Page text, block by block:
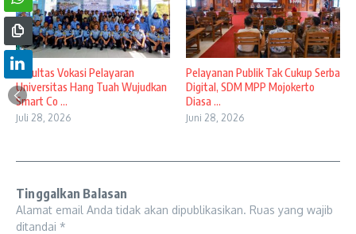
Fakultas Vokasi Pelayaran
Universitas Hang Tuah Wujudkan
Smart Co ...
Juli 28, 2026
Pelayanan Publik Tak Cukup Serba
Digital, SDM MPP Mojokerto
Diasa ...
Juni 28, 2026
Tinggalkan Balasan
Alamat email Anda tidak akan dipublikasikan. Ruas yang wajib
ditandai *